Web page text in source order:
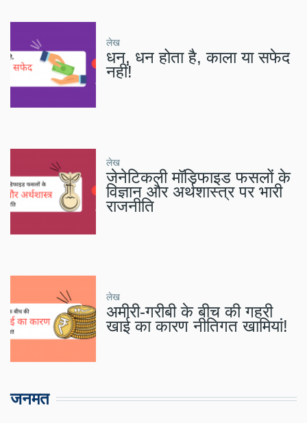
लेख
धन, धन होता है, काला या सफेद
नहीं!
लेख
जेनेटिकली मॉडिफाइड फसलों के
विज्ञान और अर्थशास्त्र पर भारी
राजनीति
लेख
अमीरी-गरीबी के बीच की गहरी
खाई का कारण नीतिगत खामियां!
जनमत